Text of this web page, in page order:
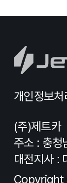
개인정보처
(주)제트카
주소 : 충청
대전지사 :
Copyright